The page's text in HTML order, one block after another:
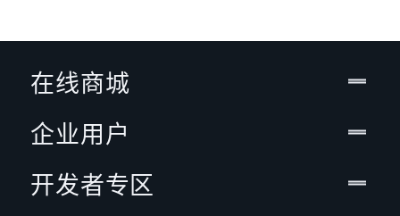
在线商城
企业用户
开发者专区